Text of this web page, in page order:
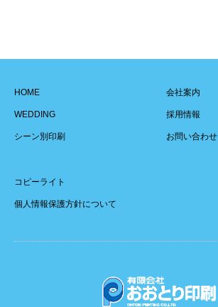
HOME
WEDDING
シーン別印刷
会社案内
採用情報
お問い合わせ
コピーライト
個人情報保護方針について